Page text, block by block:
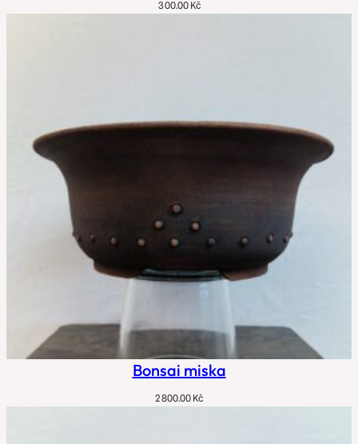
300.00 Kč
Bonsai miska
2 800.00 Kč